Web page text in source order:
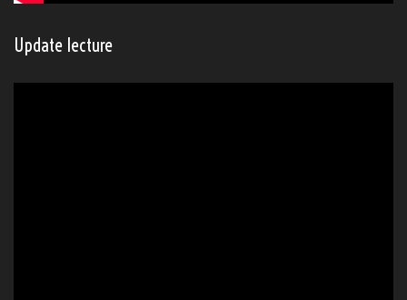
Update lecture